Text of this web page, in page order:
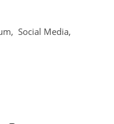
Social Media,